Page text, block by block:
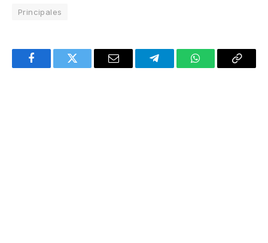
Principales
FacebookTwitter Email TelegramWhatsAppCopy